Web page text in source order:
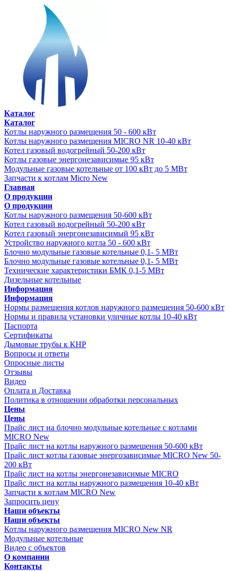
Каталог
Каталог
Котлы наружного размещения 50 - 600 кВт
Котлы наружного размещения MICRO NR 10-40 кВт
Котел газовый водогрейный 50-200 кВт
Котлы газовые энергонезависимые 95 кВт
Модульные газовые котельные от 100 кВт до 5 МВт
Запчасти к котлам Micro New
Главная
О продукции
О продукции
Котлы наружного размещения 50-600 кВт
Котел газовый водогрейный 50-200 кВт
Котел газовый энергонезависимый 95 кВт
Устройство наружного котла 50 - 600 кВт
Блочно модульные газовые котельные 0,1- 5 МВт
Блочно модульные газовые котельные 0,1- 5 МВт
Технические характеристики БМК 0,1-5 МВт
Дизельные котельные
Информация
Информация
Нормы размещения котлов наружного размещения 50-600 кВт
Нормы и правила установки уличные котлы 10-40 кВт
Паспорта
Сертификаты
Дымовые трубы к КНР
Вопросы и ответы
Опросные листы
Отзывы
Видео
Оплата и Доставка
Политика в отношении обработки персональных
Цены
Цены
Прайс лист на блочно модульные котельные с котлами
MICRO New
Прайс лист на котлы наружного размещения 50-600 кВт
Прайс лист котлы газовые энергозависимые MICRO New 50-
200 кВт
Прайс лист на котлы энергонезависимые MICRO
Прайс лист на котлы наружного размещения 10-40 кВт
Запчасти к котлам MICRO New
Запросить цену
Наши объекты
Наши объекты
Котлы наружного размещения MICRO New NR
Модульные котельные
Видео с объектов
О компании
Контакты